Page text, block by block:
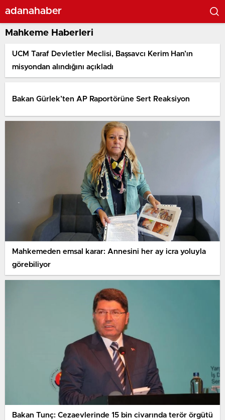
adanahaber
Mahkeme Haberleri
UCM Taraf Devletler Meclisi, Başsavcı Kerim Han’ın
misyondan alındığını açıkladı
Bakan Gürlek’ten AP Raportörüne Sert Reaksiyon
Mahkemeden emsal karar: Annesini her ay icra yoluyla
görebiliyor
Bakan Tunç: Cezaevlerinde 15 bin civarında terör örgütü